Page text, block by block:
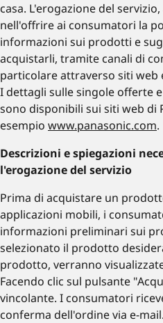
casa. L'erogazione del
nell'offrire ai consumatori la
informazioni sui prodotti e
acquistarli, tramite canali di
particolare attraverso siti web
I dettagli sulle singole offerte
sono disponibili sui siti web di
esempio www.panasonic.com.
Descrizioni e spiegazioni
l'erogazione del servizio
Prima di acquistare un
applicazioni mobili, i
informazioni preliminari sui
selezionato il prodotto
prodotto, verranno
Facendo clic sul pulsante
vincolante. I consumatori
conferma dell'ordine via e-